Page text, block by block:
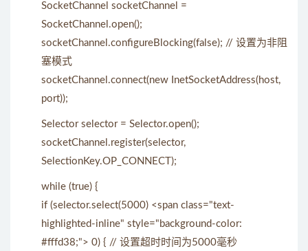
SocketChannel socketChannel =
SocketChannel.open();
socketChannel.configureBlocking(false); // 设置为非阻
塞模式
socketChannel.connect(new InetSocketAddress(host,
port));
Selector selector = Selector.open();
socketChannel.register(selector,
SelectionKey.OP_CONNECT);
while (true) {
if (selector.select(5000) <span class="text-
highlighted-inline" style="background-color:
#fffd38;"> 0) { // 设置超时时间为5000毫秒